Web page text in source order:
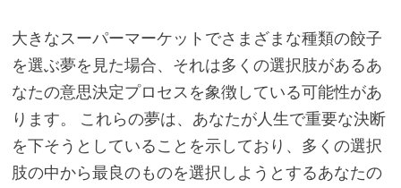
大きなスーパーマーケットでさまざまな種類の餃子
を選ぶ夢を見た場合、それは多くの選択肢があるあ
なたの意思決定プロセスを象徴している可能性があ
ります。 これらの夢は、あなたが人生で重要な決断
を下そうとしていることを示しており、多くの選択
肢の中から最良のものを選択しようとするあなたの